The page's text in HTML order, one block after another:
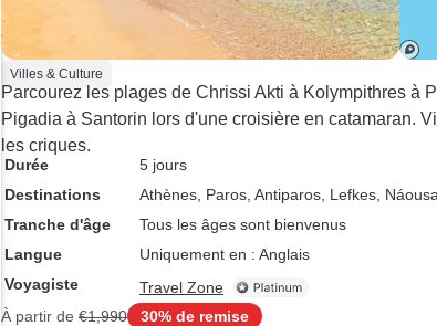
Villes & Culture
Parcourez les plages de Chrissi Akti à Kolympithres à
Pigadia à Santorin lors d'une croisière en catamaran.
les criques.
Durée
5 jours
Destinations
Athènes , Paros , Antiparos , Lefkes , Náousa
Tranche d'âge
Tous les âges sont bienvenus
Langue
Uniquement en : Anglais
Voyagiste
Travel Zone
À partir de €1,990 30% de remise